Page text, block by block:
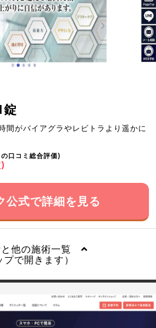
間がバイアグラやレビトラより遥かに
口コミ総合評価)
公式で詳細を見る
他の施術一覧
プで開きます）